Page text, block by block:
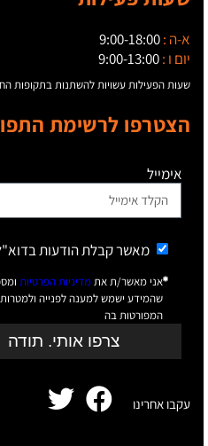
א-ה :9:00-18:00
יום ו :9:00-13:00
שעות הפעילות עשויות להשתנות בתקופות
הצטרפו לרשימת
אימייל
מאשר קבלת הודעות
אני מאשר/ת אתמדיניות הפרטיות
שהמידע ישמש למענה לפנייה ולמטרות
המפורטות בה
צרפו אותי. תודה
עקבו אחרינו